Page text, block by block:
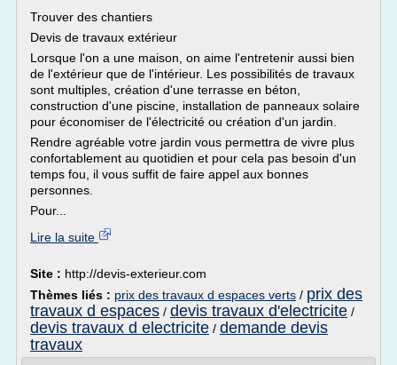
Trouver des chantiers
Devis de travaux extérieur
Lorsque l'on a une maison, on aime l'entretenir aussi bien
de l'extérieur que de l'intérieur. Les possibilités de travaux
sont multiples, création d'une terrasse en béton,
construction d'une piscine, installation de panneaux solaire
pour économiser de l'électricité ou création d'un jardin.
Rendre agréable votre jardin vous permettra de vivre plus
confortablement au quotidien et pour cela pas besoin d'un
temps fou, il vous suffit de faire appel aux bonnes
personnes.
Pour...
Lire la suite
Site : http://devis-exterieur.com
Thèmes liés : prix des travaux d espaces verts / prix des
travaux d espaces / devis travaux d'electricite /
devis travaux d electricite / demande devis
travaux